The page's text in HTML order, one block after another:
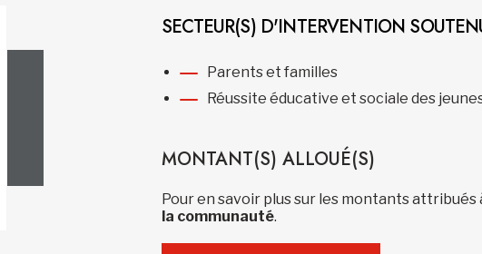
SECTEUR(S) D'INTERVENTION
Parents et familles
Réussite éducative et sociale des
MONTANT(S) ALLOUÉ(S)
Pour en savoir plus sur les montants
la communauté.